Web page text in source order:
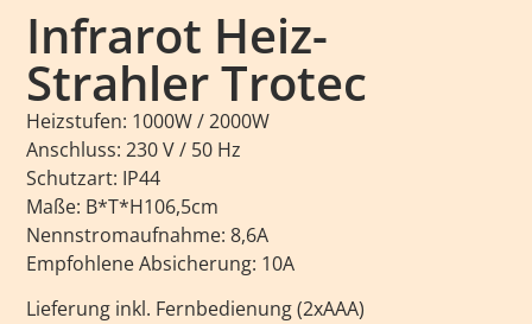
Infrarot Heiz-
Strahler Trotec
Heizstufen: 1000W / 2000W
Anschluss: 230 V / 50 Hz
Schutzart: IP44
Maße: B*T*H106,5cm
Nennstromaufnahme: 8,6A
Empfohlene Absicherung: 10A
Lieferung inkl. Fernbedienung (2xAAA)